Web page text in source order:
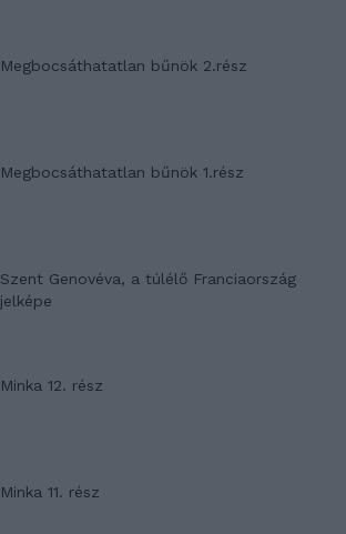
Megbocsáthatatlan bűnök 2.rész
Megbocsáthatatlan bűnök 1.rész
Szent Genovéva, a túlélő Franciaország
jelképe
Minka 12. rész
Minka 11. rész